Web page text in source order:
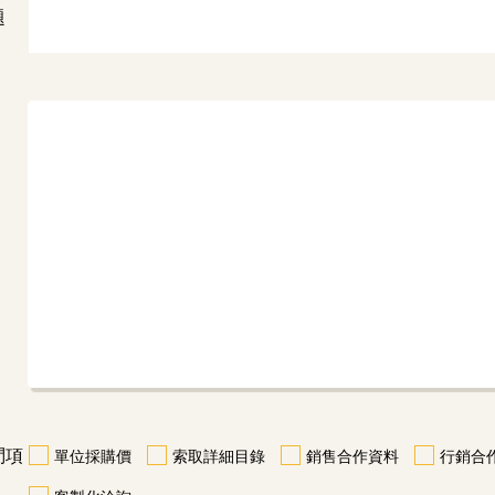
項
單位採購價 索取詳細目錄 銷售合作資料 行銷合